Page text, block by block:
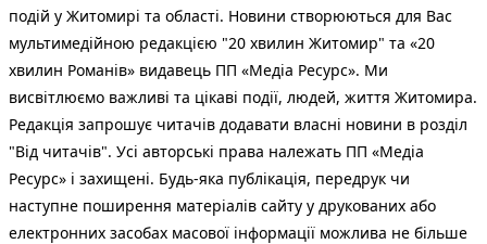
подій у Житомирі та області. Новини створюються для Вас
мультимедійною редакцією "20 хвилин Житомир" та «20
хвилин Романів» видавець ПП «Медіа Ресурс». Ми
висвітлюємо важливі та цікаві події, людей, життя Житомира.
Редакція запрошує читачів додавати власні новини в розділ
"Від читачів". Усі авторські права належать ПП «Медіа
Ресурс» і захищені. Будь-яка публiкацiя, передрук чи
наступне поширення матеріалів сайту у друкованих або
електронних засобах масової інформації можлива не більше